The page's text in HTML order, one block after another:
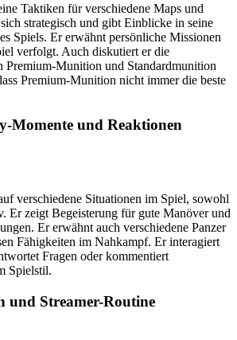
Taktiken für verschiedene Maps und
strategisch und gibt Einblicke in seine
Spiels. Er erwähnt persönliche Missionen
verfolgt. Auch diskutiert er die
Premium-Munition und Standardmunition
Premium-Munition nicht immer die beste
Momente und Reaktionen
verschiedene Situationen im Spiel, sowohl
Er zeigt Begeisterung für gute Manöver und
Er erwähnt auch verschiedene Panzer
Fähigkeiten im Nahkampf. Er interagiert
Fragen oder kommentiert
Spielstil.
und Streamer-Routine